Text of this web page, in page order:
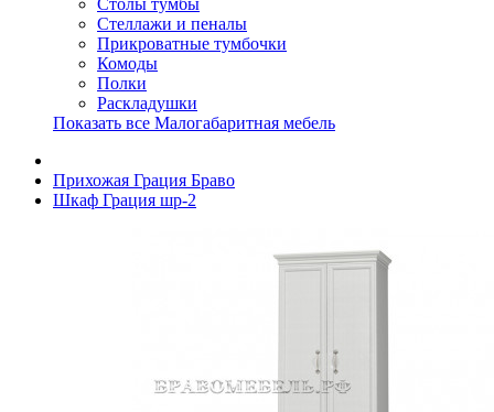
Столы тумбы
Стеллажи и пеналы
Прикроватные тумбочки
Комоды
Полки
Раскладушки
Показать все Малогабаритная мебель
Прихожая Грация Браво
Шкаф Грация шр-2